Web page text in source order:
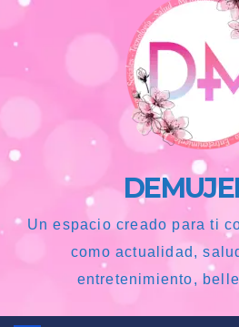
Un espacio creado para ti
como actualidad,
entretenimiento,